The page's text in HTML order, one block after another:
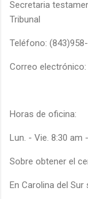
Secretaria
Tribunal
Teléfono:
Correo
Horas de oficina:
Lun. - Vie. 8:30 am
Sobre obtener el
En Carolina del Sur